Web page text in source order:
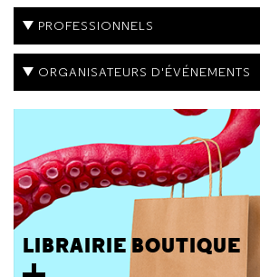
PROFESSIONNELS
ORGANISATEURS D'ÉVÉNEMENTS
LIBRAIRIE BOUTIQUE